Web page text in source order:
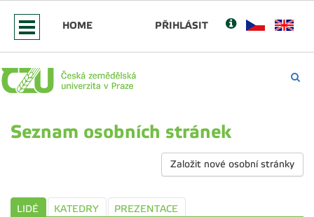
HOME PŘIHLÁSIT
Seznam osobních stránek
Založit nové osobní stránky
LIDÉ KATEDRY
PREZENTACE